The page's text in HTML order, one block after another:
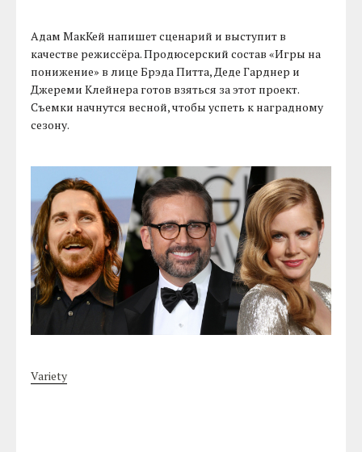
Адам МакКей напишет сценарий и выступит в
качестве режиссёра. Продюсерский состав «Игры на
понижение» в лице Брэда Питта, Деде Гарднер и
Джереми Клейнера готов взяться за этот проект.
Съемки начнутся весной, чтобы успеть к наградному
сезону.
Variety